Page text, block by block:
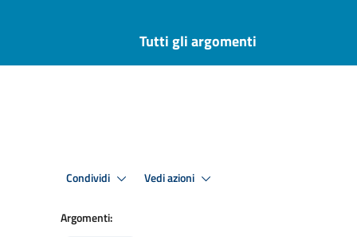
Tutti gli argomenti
Condividi Vedi azioni
Argomenti: